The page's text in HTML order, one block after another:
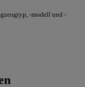
-modell und -